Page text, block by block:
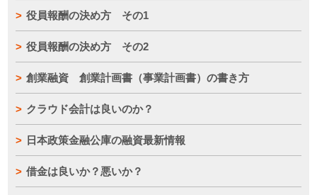
役員報酬の決め方 その1
役員報酬の決め方 その2
創業融資 創業計画書（事業計画書）の書き方
クラウド会計は良いのか？
日本政策金融公庫の融資最新情報
借金は良いか？悪いか？